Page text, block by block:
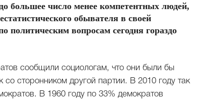
большее число менее компетентных людей,
обывателя в своей
политическим вопросам сегодня гораздо
сообщили социологам, что они были бы
сторонником другой партии. В 2010 году так
В 1960 году по 33% демократов